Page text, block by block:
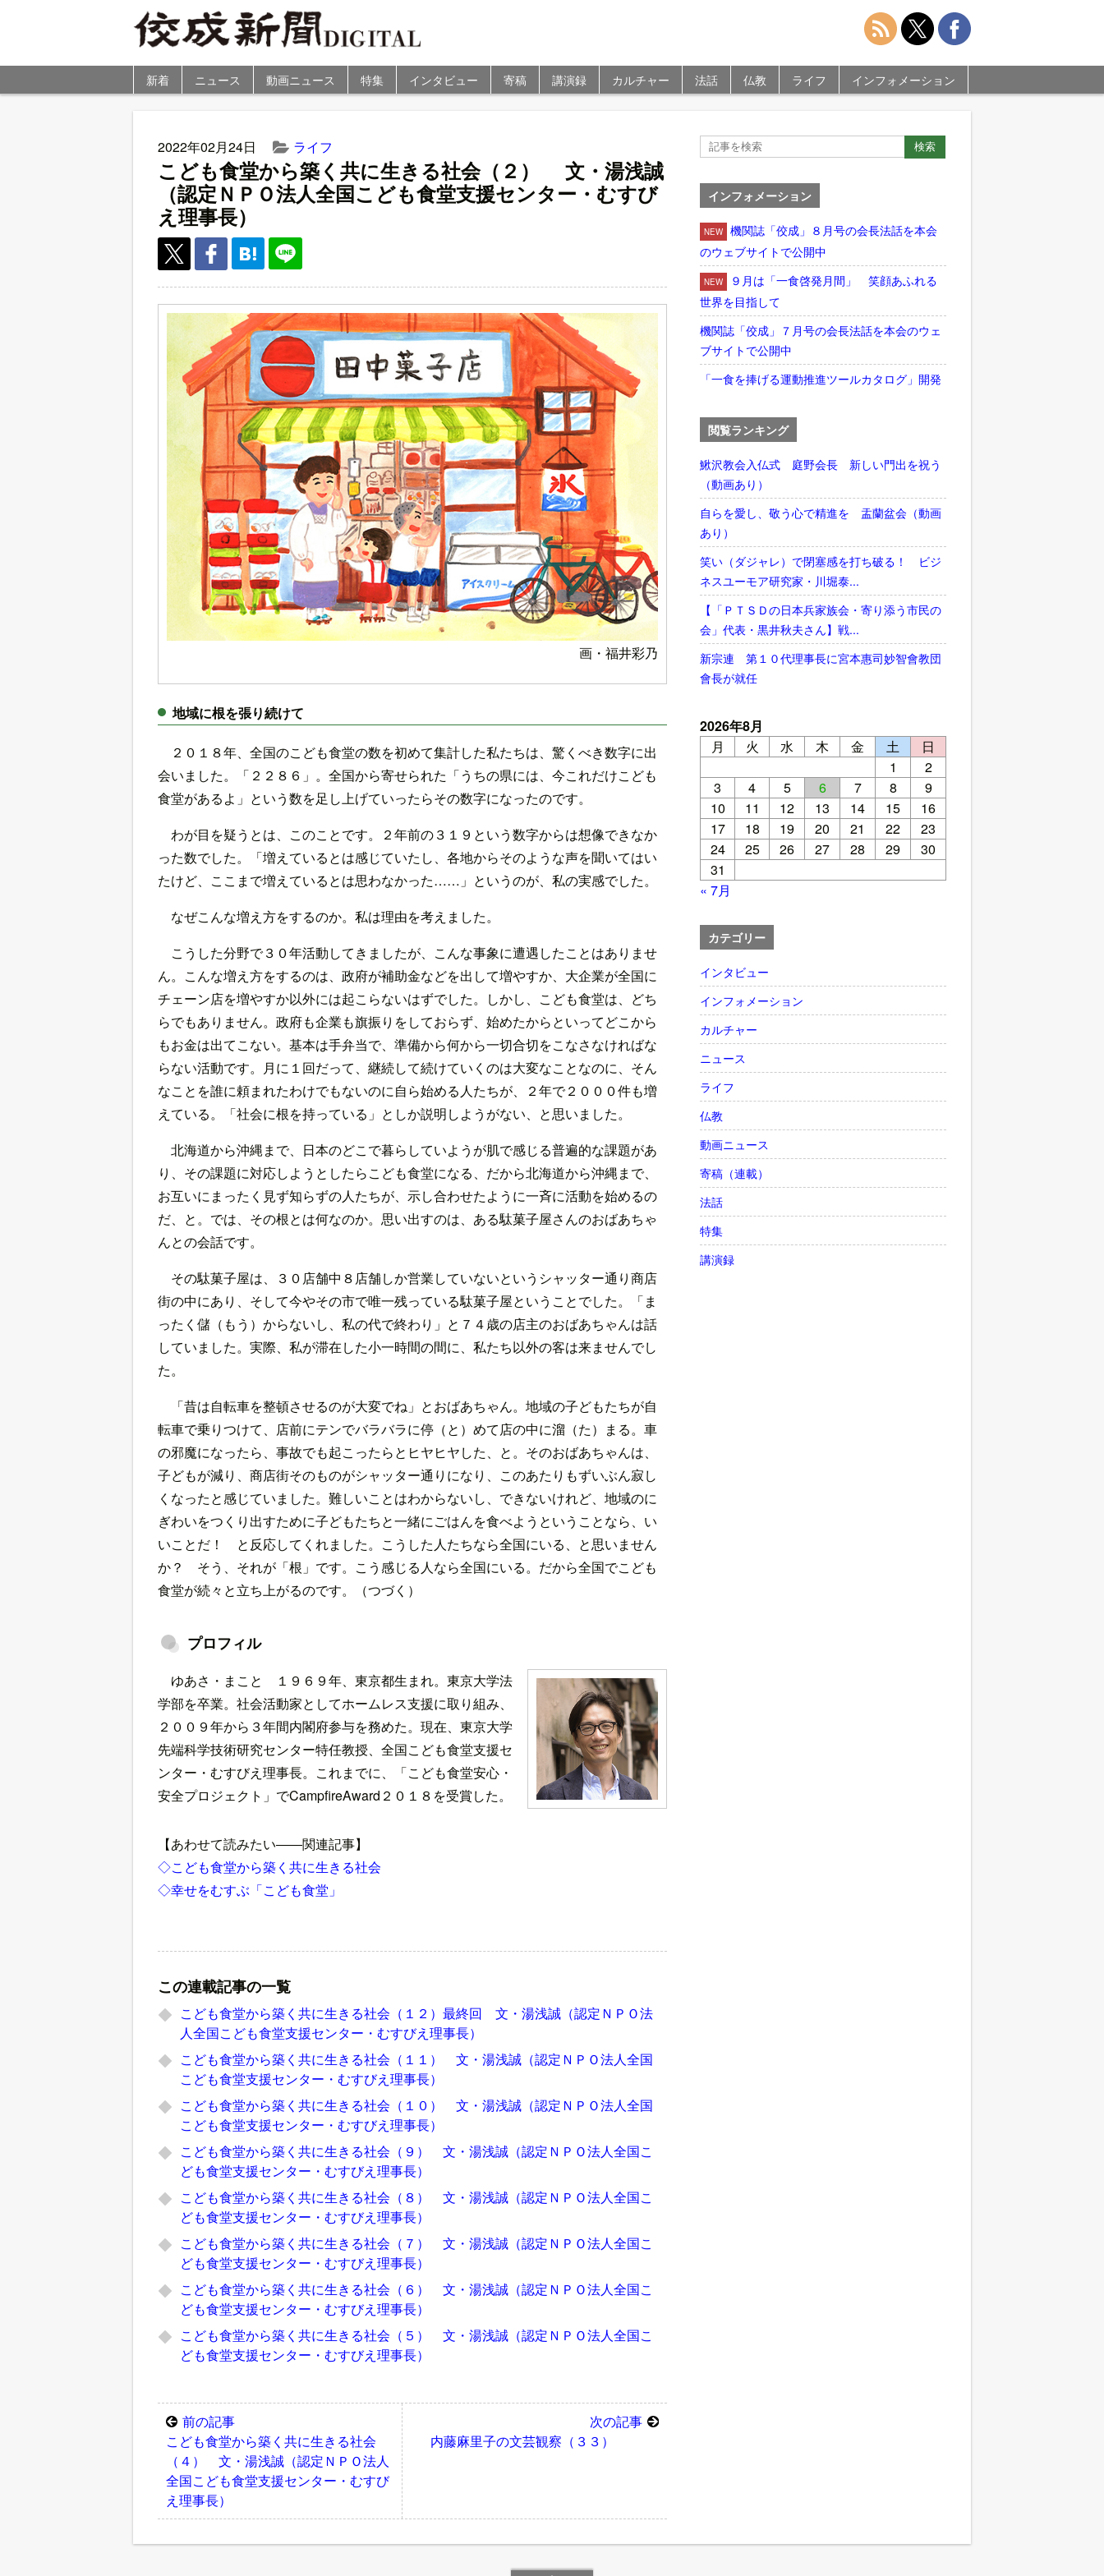
新着 ニュース 動画ニュース 特集 インタビュー 寄稿 講演録 カルチャー 法話 仏教 ライフ インフォメーション
2022年02月24日 ライフ
こども食堂から築く共に生きる社会（２） 文・湯浅誠
（認定ＮＰＯ法人全国こども食堂支援センター・むすび
え理事長）
画・福井彩乃
地域に根を張り続けて
２０１８年、全国のこども食堂の数を初めて集計した私たちは、驚くべき数字に出
会いました。「２２８６」。全国から寄せられた「うちの県には、今これだけこども
食堂があるよ」という数を足し上げていったらその数字になったのです。
わが目を疑うとは、このことです。２年前の３１９という数字からは想像できなか
った数でした。「増えているとは感じていたし、各地からそのような声を聞いてはい
たけど、ここまで増えているとは思わなかった……」というのが、私の実感でした。
なぜこんな増え方をするのか。私は理由を考えました。
こうした分野で３０年活動してきましたが、こんな事象に遭遇したことはありませ
ん。こんな増え方をするのは、政府が補助金などを出して増やすか、大企業が全国に
チェーン店を増やすか以外には起こらないはずでした。しかし、こども食堂は、どち
らでもありません。政府も企業も旗振りをしておらず、始めたからといってどこから
もお金は出てこない。基本は手弁当で、準備から何から一切合切をこなさなければな
らない活動です。月に１回だって、継続して続けていくのは大変なことなのに、そん
なことを誰に頼まれたわけでもないのに自ら始める人たちが、２年で２０００件も増
えている。「社会に根を持っている」としか説明しようがない、と思いました。
北海道から沖縄まで、日本のどこで暮らしていようが肌で感じる普遍的な課題があ
り、その課題に対応しようとしたらこども食堂になる、だから北海道から沖縄まで、
お互いにまったく見ず知らずの人たちが、示し合わせたように一斉に活動を始めるの
だ、と。では、その根とは何なのか。思い出すのは、ある駄菓子屋さんのおばあちゃ
んとの会話です。
その駄菓子屋は、３０店舗中８店舗しか営業していないというシャッター通り商店
街の中にあり、そして今やその市で唯一残っている駄菓子屋ということでした。「ま
ったく儲（もう）からないし、私の代で終わり」と７４歳の店主のおばあちゃんは話
していました。実際、私が滞在した小一時間の間に、私たち以外の客は来ませんでし
た。
「昔は自転車を整頓させるのが大変でね」とおばあちゃん。地域の子どもたちが自
転車で乗りつけて、店前にテンでバラバラに停（と）めて店の中に溜（た）まる。車
の邪魔になったら、事故でも起こったらとヒヤヒヤした、と。そのおばあちゃんは、
子どもが減り、商店街そのものがシャッター通りになり、このあたりもずいぶん寂し
くなったと感じていました。難しいことはわからないし、できないけれど、地域のに
ぎわいをつくり出すために子どもたちと一緒にごはんを食べようということなら、い
いことだ！ と反応してくれました。こうした人たちなら全国にいる、と思いません
か？ そう、それが「根」です。こう感じる人なら全国にいる。だから全国でこども
食堂が続々と立ち上がるのです。（つづく）
プロフィル
ゆあさ・まこと １９６９年、東京都生まれ。東京大学法
学部を卒業。社会活動家としてホームレス支援に取り組み、
２００９年から３年間内閣府参与を務めた。現在、東京大学
先端科学技術研究センター特任教授、全国こども食堂支援セ
ンター・むすびえ理事長。これまでに、「こども食堂安心・
安全プロジェクト」でCampfireAward２０１８を受賞した。
【あわせて読みたい――関連記事】
◇こども食堂から築く共に生きる社会
◇幸せをむすぶ「こども食堂」
この連載記事の一覧
こども食堂から築く共に生きる社会（１２）最終回 文・湯浅誠（認定ＮＰＯ法
人全国こども食堂支援センター・むすびえ理事長）
こども食堂から築く共に生きる社会（１１） 文・湯浅誠（認定ＮＰＯ法人全国
こども食堂支援センター・むすびえ理事長）
こども食堂から築く共に生きる社会（１０） 文・湯浅誠（認定ＮＰＯ法人全国
こども食堂支援センター・むすびえ理事長）
こども食堂から築く共に生きる社会（９） 文・湯浅誠（認定ＮＰＯ法人全国こ
ども食堂支援センター・むすびえ理事長）
こども食堂から築く共に生きる社会（８） 文・湯浅誠（認定ＮＰＯ法人全国こ
ども食堂支援センター・むすびえ理事長）
こども食堂から築く共に生きる社会（７） 文・湯浅誠（認定ＮＰＯ法人全国こ
ども食堂支援センター・むすびえ理事長）
こども食堂から築く共に生きる社会（６） 文・湯浅誠（認定ＮＰＯ法人全国こ
ども食堂支援センター・むすびえ理事長）
こども食堂から築く共に生きる社会（５） 文・湯浅誠（認定ＮＰＯ法人全国こ
ども食堂支援センター・むすびえ理事長）
前の記事
こども食堂から築く共に生きる社会
（４） 文・湯浅誠（認定ＮＰＯ法人
全国こども食堂支援センター・むすび
え理事長）
次の記事
内藤麻里子の文芸観察（３３）
インフォメーション
NEW
機関誌「佼成」８月号の会長法話を本会
のウェブサイトで公開中
NEW
９月は「一食啓発月間」 笑顔あふれる
世界を目指して
機関誌「佼成」７月号の会長法話を本会のウェ
ブサイトで公開中
「一食を捧げる運動推進ツールカタログ」開発
閲覧ランキング
鰍沢教会入仏式 庭野会長 新しい門出を祝う
（動画あり）
自らを愛し、敬う心で精進を 盂蘭盆会（動画
あり）
笑い（ダジャレ）で閉塞感を打ち破る！ ビジ
ネスユーモア研究家・川堀泰...
【「ＰＴＳＤの日本兵家族会・寄り添う市民の
会」代表・黒井秋夫さん】戦...
新宗連 第１０代理事長に宮本惠司妙智會教団
會長が就任
2026年8月
月
火 水 木 金 土
日
1
2
3
4 5 6 7 8
9
10
11 12 13 14 15
16
17
18 19 20 21 22
23
24
25 26 27 28 29
30
31
« 7月
カテゴリー
インタビュー
インフォメーション
カルチャー
ニュース
ライフ
仏教
動画ニュース
寄稿（連載）
法話
特集
講演録